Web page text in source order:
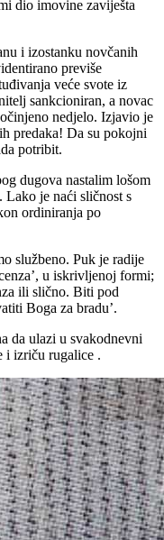
dio imovine zaviješta
i izostanku novčanih
previše
veće svote iz
sankcioniran, a novac
nedjelo. Izjavio je
predaka! Da su pokojni
potribit.
dugova nastalim lošom
Lako je naći sličnost s
ordiniranja po
službeno. Puk je radije
u iskrivljenoj formi;
ili slično. Biti pod
Boga za bradu’.
da ulazi u svakodnevni
i izriču rugalice .